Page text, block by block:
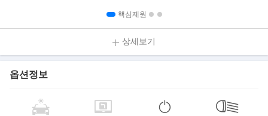
핵심제원
상세보기
옵션정보